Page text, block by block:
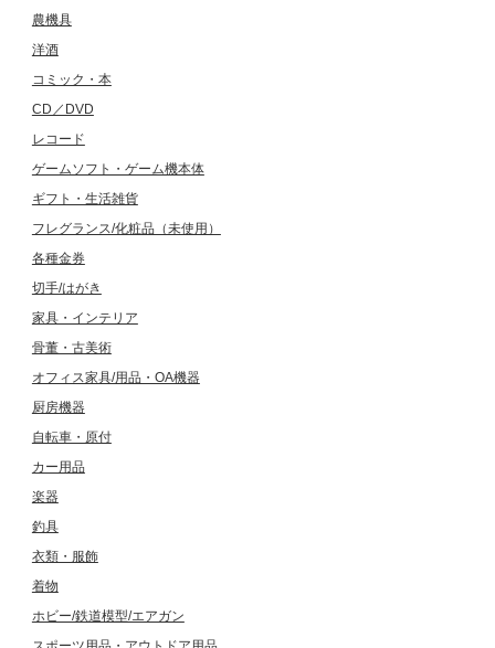
農機具
洋酒
コミック・本
CD／DVD
レコード
ゲームソフト・ゲーム機本体
ギフト・生活雑貨
フレグランス/化粧品（未使用）
各種金券
切手/はがき
家具・インテリア
骨董・古美術
オフィス家具/用品・OA機器
厨房機器
自転車・原付
カー用品
楽器
釣具
衣類・服飾
着物
ホビー/鉄道模型/エアガン